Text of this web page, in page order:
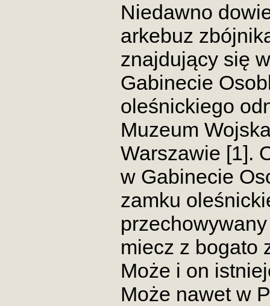
Niedawno
arkebuz
znajdujący się
Gabinecie
oleśnickiego
Muzeum
Warszawie [1].
w Gabinecie
zamku
miecz z bogato
Może i on
Może nawet w